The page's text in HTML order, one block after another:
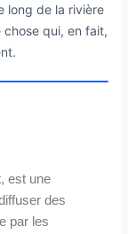
long de la rivière
qui, en fait,
est une
des
par les